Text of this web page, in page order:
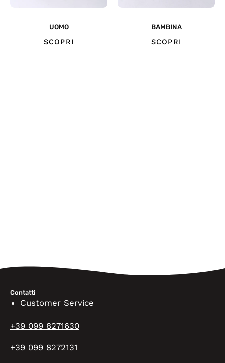
UOMO
SCOPRI
BAMBINA
SCOPRI
Contatti
Customer Service
+39 099 8271630
+39 099 8272131